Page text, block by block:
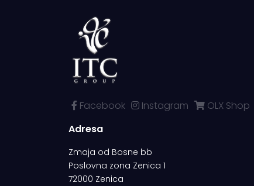
Facebook Instagram
OLX Shop
Adresa
Zmaja od Bosne bb
Poslovna zona Zenica 1
72000 Zenica